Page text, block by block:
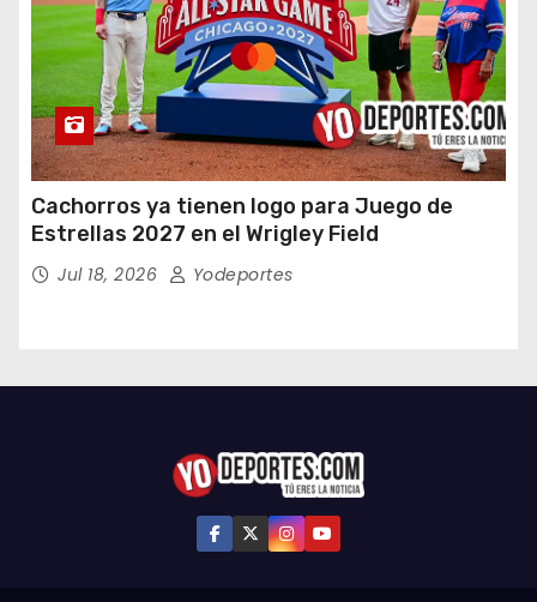
Cachorros ya tienen logo para Juego de
Estrellas 2027 en el Wrigley Field
Jul 18, 2026 Yodeportes